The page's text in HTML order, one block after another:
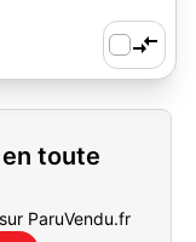
toute
ParuVendu.fr